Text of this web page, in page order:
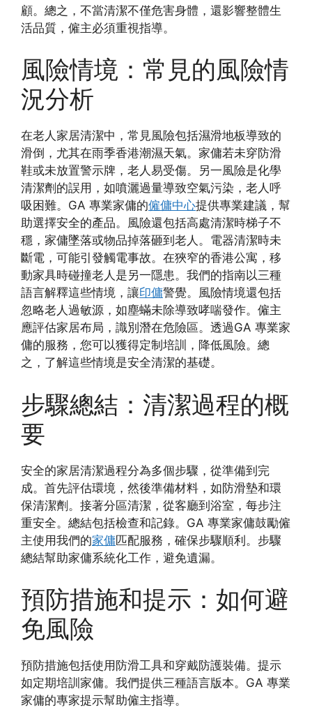
顧。總之，不當清潔不僅危害身體，還影響整體生
活品質，僱主必須重視指導。
風險情境：常見的風險情
況分析
在老人家居清潔中，常見風險包括濕滑地板導致的
滑倒，尤其在雨季香港潮濕天氣。家傭若未穿防滑
鞋或未放置警示牌，老人易受傷。另一風險是化學
清潔劑的誤用，如噴灑過量導致空氣污染，老人呼
吸困難。GA 專業家傭的僱傭中心提供專業建議，幫
助選擇安全的產品。風險還包括高處清潔時梯子不
穩，家傭墜落或物品掉落砸到老人。電器清潔時未
斷電，可能引發觸電事故。在狹窄的香港公寓，移
動家具時碰撞老人是另一隱患。我們的指南以三種
語言解釋這些情境，讓印傭警覺。風險情境還包括
忽略老人過敏源，如塵蟎未除導致哮喘發作。僱主
應評估家居布局，識別潛在危險區。透過GA 專業家
傭的服務，您可以獲得定制培訓，降低風險。總
之，了解這些情境是安全清潔的基礎。
步驟總結：清潔過程的概
要
安全的家居清潔過程分為多個步驟，從準備到完
成。首先評估環境，然後準備材料，如防滑墊和環
保清潔劑。接著分區清潔，從客廳到浴室，每步注
重安全。總結包括檢查和記錄。GA 專業家傭鼓勵僱
主使用我們的家傭匹配服務，確保步驟順利。步驟
總結幫助家傭系統化工作，避免遺漏。
預防措施和提示：如何避
免風險
預防措施包括使用防滑工具和穿戴防護裝備。提示
如定期培訓家傭。我們提供三種語言版本。GA 專業
家傭的專家提示幫助僱主指導。